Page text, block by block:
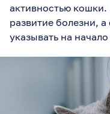
активностью кошки.
развитие болезни,
указывать на